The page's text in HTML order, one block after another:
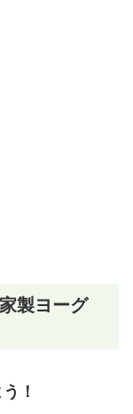
製ヨーグ
！